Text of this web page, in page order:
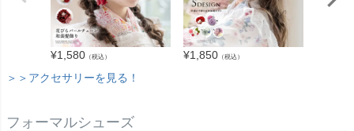
¥1,580 （税込） ¥1,850 （税込）
＞＞アクセサリーを見る！
フォーマルシューズ